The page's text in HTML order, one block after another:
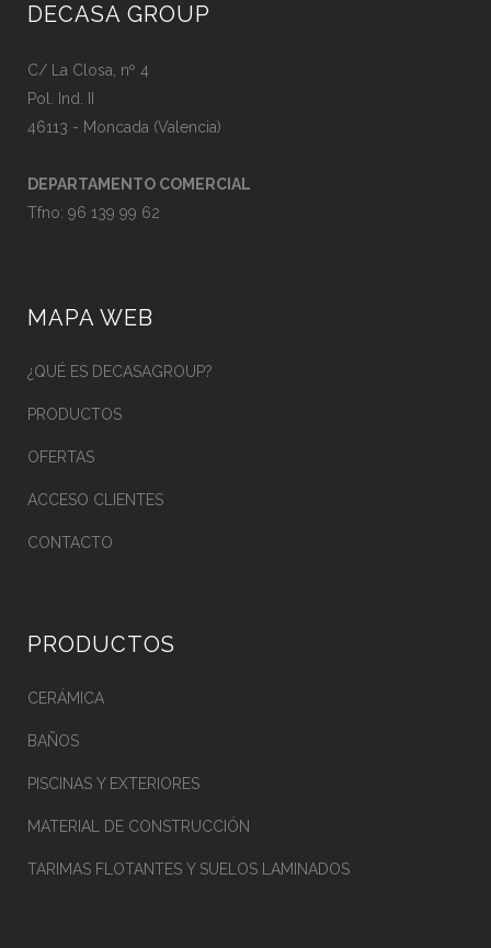
DECASA GROUP
C/ La Closa, nº 4
Pol. Ind. II
46113 - Moncada (Valencia)
DEPARTAMENTO COMERCIAL
Tfno: 96 139 99 62
MAPA WEB
¿QUÉ ES DECASAGROUP?
PRODUCTOS
OFERTAS
ACCESO CLIENTES
CONTACTO
PRODUCTOS
CERÁMICA
BAÑOS
PISCINAS Y EXTERIORES
MATERIAL DE CONSTRUCCIÓN
TARIMAS FLOTANTES Y SUELOS LAMINADOS